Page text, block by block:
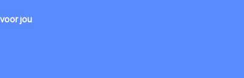
voor jou